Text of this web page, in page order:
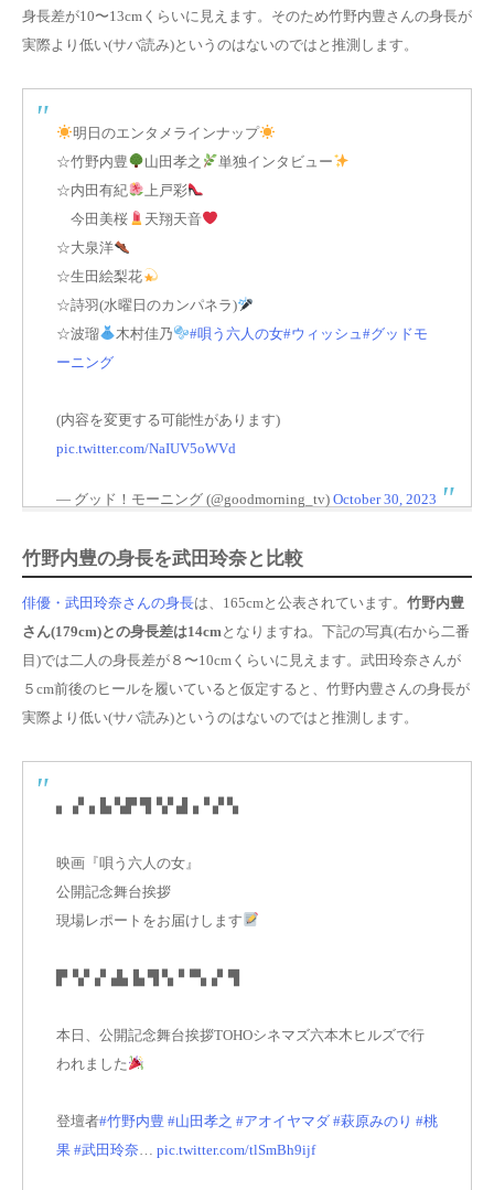
身長差が10〜13cmくらいに見えます。そのため竹野内豊さんの身長が
実際より低い(サバ読み)というのはないのではと推測します。
明日のエンタメラインナップ
☆竹野内豊
山田孝之
単独インタビュー
☆内田有紀
上戸彩
今田美桜
天翔天音
☆大泉洋
☆生田絵梨花
☆詩羽(水曜日のカンパネラ)
☆波瑠
木村佳乃 #唄う六人の女#ウィッシュ #グッドモ
ーニング
(内容を変更する可能性があります)
pic.twitter.com/NaIUV5oWVd
— グッド！モーニング (@goodmorning_tv) October 30, 2023
竹野内豊の身長を武田玲奈と比較
俳優・武田玲奈さんの身長は、165cmと公表されています。 竹野内豊
さん(179cm)との身長差は14cm となりますね。下記の写真(右から二番
目)では二人の身長差が８〜10cmくらいに見えます。武田玲奈さんが
５cm前後のヒールを履いていると仮定すると、竹野内豊さんの身長が
実際より低い(サバ読み)というのはないのではと推測します。
▖▗▘▖▙ ▚▛ ▜▝▞ ▟▗▝ ▞ ▚
映画『唄う六人の女』
公開記念舞台挨拶
現場レポートをお届けします
▛▝▞▗▘▟▖▙ ▜ ▚▝▝▚▗▘▜
本日、公開記念舞台挨拶TOHOシネマズ六本木ヒルズで行
われました
登壇者#竹野内豊 #山田孝之 #アオイヤマダ #萩原みのり #桃
果 #武田玲奈 pic.twitter.com/tlSmBh9ijf